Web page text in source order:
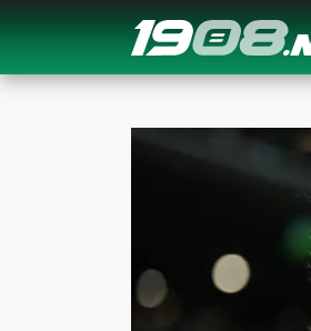
Navigation